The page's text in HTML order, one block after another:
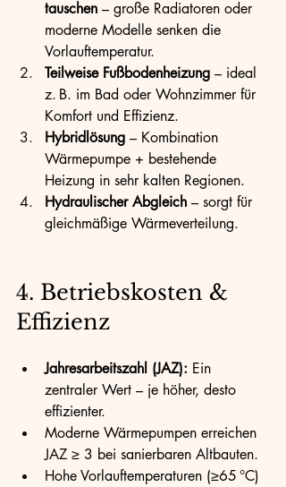
tauschen – große Radiatoren oder
moderne Modelle senken die
Vorlauftemperatur.
Teilweise Fußbodenheizung – ideal
z. B. im Bad oder Wohnzimmer für
Komfort und Effizienz.
Hybridlösung – Kombination
Wärmepumpe + bestehende
Heizung in sehr kalten Regionen.
Hydraulischer Abgleich – sorgt für
gleichmäßige Wärmeverteilung.
4. Betriebskosten &
Effizienz
Jahresarbeitszahl (JAZ): Ein
zentraler Wert – je höher, desto
effizienter.
Moderne Wärmepumpen erreichen
JAZ ≥ 3 bei sanierbaren Altbauten.
Hohe Vorlauftemperaturen (≥65 °C)